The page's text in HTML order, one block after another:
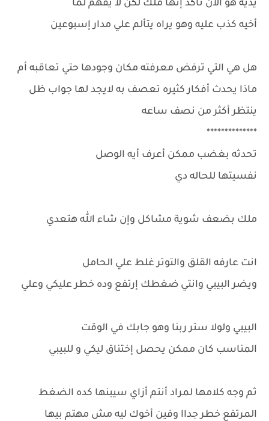
يديه هو الأن تأكد إنها ملك لكن لا يفهم لما
أخيه كذب عليه وهو يراه يتألم علي مدار إسبوعين
هل هي التي ترفض معرفته مكان وجودها حتي تعاقبه أم
ماذا يحدث أفكار كثيره تعصف به لايجد لها جواب ظل
ينتظر أكثر من نصف ساعه
**************
تحدثه بغضب ممكن أعرف أيه الوصل
نفسيتها للحاله دي
ملك بضعف شوية مشاكل وإن شاء الله هتعدي
انت عارفه القلق والتوتر غلط علي الحامل
ويضر البيبي وانتي ضغطك إرتفع وده خطر عليكي وعلي
البيبي ولولا ستر ربنا وهو جابك في الوقت
المناسب كان ممكن يحصل إختناق ليكي و للبيبي
ثم وجه كلامها لمراد أنتم أزاي سيبنها كده الضغط
المرتفع خطر جداا وفين أخوك ليه مش مهتم بيها